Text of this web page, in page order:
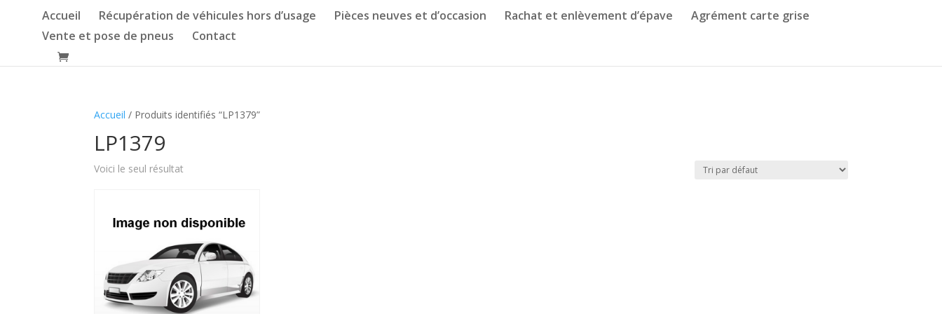
Accueil Récupération de véhicules hors d’usage Pièces neuves et d’occasion Rachat et enlèvement d’épave
Agrément carte grise
Vente et pose de pneus
Contact
Accueil / Produits identifiés “LP1379”
LP1379
Voici le seul résultat